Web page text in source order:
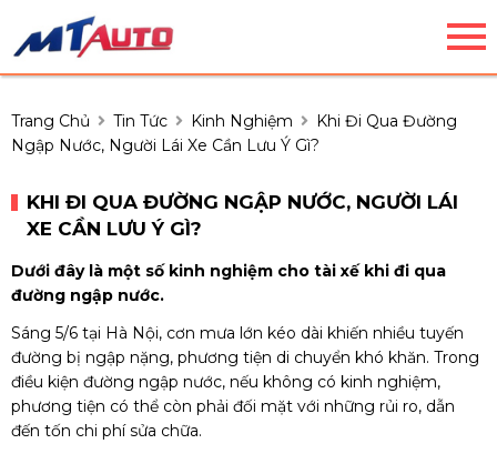
Trang Chủ Tin Tức Kinh Nghiệm
Khi Đi Qua Đường
Ngập Nước, Người Lái Xe Cần Lưu Ý Gì?
KHI ĐI QUA ĐƯỜNG NGẬP NƯỚC, NGƯỜI LÁI
XE CẦN LƯU Ý GÌ?
Dưới đây là một số kinh nghiệm cho tài xế khi đi qua
đường ngập nước.
Sáng 5/6 tại Hà Nội, cơn mưa lớn kéo dài khiến nhiều tuyến
đường bị ngập nặng, phương tiện di chuyển khó khăn. Trong
điều kiện đường ngập nước, nếu không có kinh nghiệm,
phương tiện có thể còn phải đối mặt với những rủi ro, dẫn
đến tốn chi phí sửa chữa.